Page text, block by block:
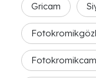
Gricam
Fotokromikcam